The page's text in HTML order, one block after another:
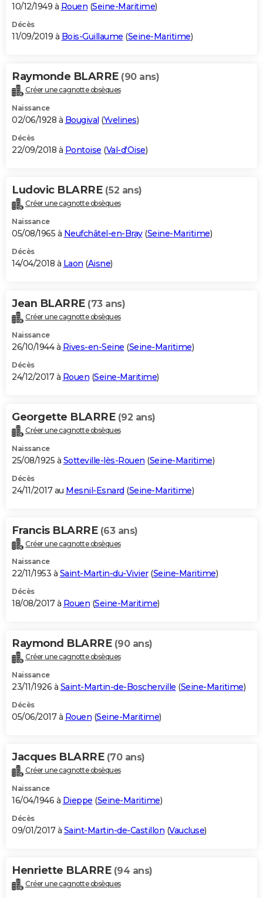
10/12/1949 à Rouen (Seine-Maritime)
Décès
11/09/2019 à Bois-Guillaume (Seine-Maritime)
Raymonde BLARRE (90 ans)
Créer une cagnotte obsèques
Naissance
02/06/1928 à Bougival (Yvelines)
Décès
22/09/2018 à Pontoise (Val-d'Oise)
Ludovic BLARRE (52 ans)
Créer une cagnotte obsèques
Naissance
05/08/1965 à Neufchâtel-en-Bray(Seine-Maritime)
Décès
14/04/2018 à Laon (Aisne)
Jean BLARRE (73 ans)
Créer une cagnotte obsèques
Naissance
26/10/1944 à Rives-en-Seine (Seine-Maritime)
Décès
24/12/2017 à Rouen (Seine-Maritime)
Georgette BLARRE (92 ans)
Créer une cagnotte obsèques
Naissance
25/08/1925 à Sotteville-lès-Rouen (Seine-Maritime)
Décès
24/11/2017 au Mesnil-Esnard (Seine-Maritime)
Francis BLARRE (63 ans)
Créer une cagnotte obsèques
Naissance
22/11/1953 à Saint-Martin-du-Vivier(Seine-Maritime)
Décès
18/08/2017 à Rouen (Seine-Maritime)
Raymond BLARRE (90 ans)
Créer une cagnotte obsèques
Naissance
23/11/1926 à Saint-Martin-de-Boscherville (Seine-Maritime)
Décès
05/06/2017 à Rouen (Seine-Maritime)
Jacques BLARRE (70 ans)
Créer une cagnotte obsèques
Naissance
16/04/1946 à Dieppe (Seine-Maritime)
Décès
09/01/2017 à Saint-Martin-de-Castillon (Vaucluse)
Henriette BLARRE (94 ans)
Créer une cagnotte obsèques